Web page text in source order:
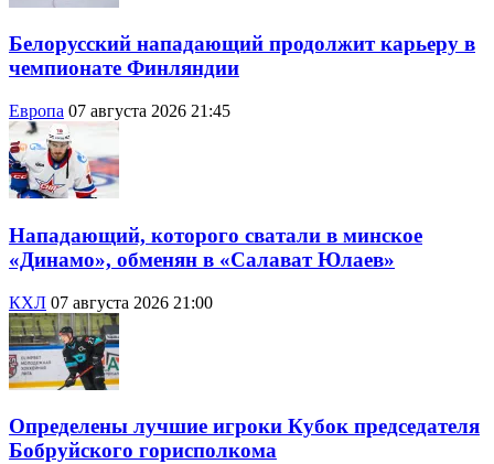
Белорусский нападающий продолжит карьеру в
чемпионате Финляндии
Европа 07 августа 2026 21:45
Нападающий, которого сватали в минское
«Динамо», обменян в «Салават Юлаев»
КХЛ 07 августа 2026 21:00
Определены лучшие игроки Кубок председателя
Бобруйского горисполкома